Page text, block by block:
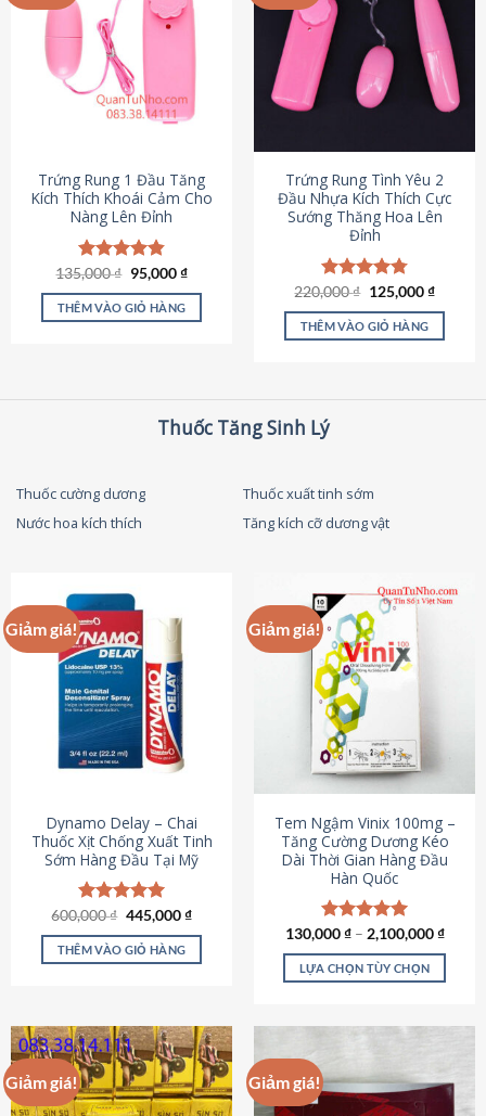
biến
thể.
Các
tùy
chọn
được
chọn
trên
trang
sản
phẩm
Trứng Rung 1 Đầu Tăng
Kích Thích Khoái Cảm Cho
Nàng Lên Đỉnh
Được xếp
hạng4.87
5 sao
135,000₫ Giá
gốc
là:
135,000 ₫.
95,000₫Giá
tại
THÊM VÀO GIỎ HÀNG
Trứng Rung Tình Yêu 2
Đầu Nhựa Kích Thích Cực
Sướng Thăng Hoa Lên
Đỉnh
Được xếp
hạng4.79
5 sao
220,000₫ Giá
là:
220,000 ₫.
125,000₫Giá
tại
THÊM VÀO GIỎ HÀNG
Thuốc Tăng Sinh Lý
Thuốc cường dương
Thuốc xuất tinh sớm
Nước hoa kích thích
Tăng kích cỡ dương vật
Giảm giá!
Dynamo Delay – Chai
Thuốc Xịt Chống Xuất Tinh
Sớm Hàng Đầu Tại Mỹ
Được xếp
hạng5.00
5 sao
600,000₫ Giá
là:
600,000 ₫.
445,000₫Giá
tại
THÊM VÀO GIỎ HÀNG
Giảm giá!
Tem Ngậm Vinix 100mg –
Tăng Cường Dương Kéo
Dài Thời Gian Hàng Đầu
Hàn Quốc
Được xếp
hạng5.00
5 sao
130,000₫– 2,100,000₫
LỰA CHỌN TÙY CHỌN
nhiều
biến
Giảm giá! Giảm giá!